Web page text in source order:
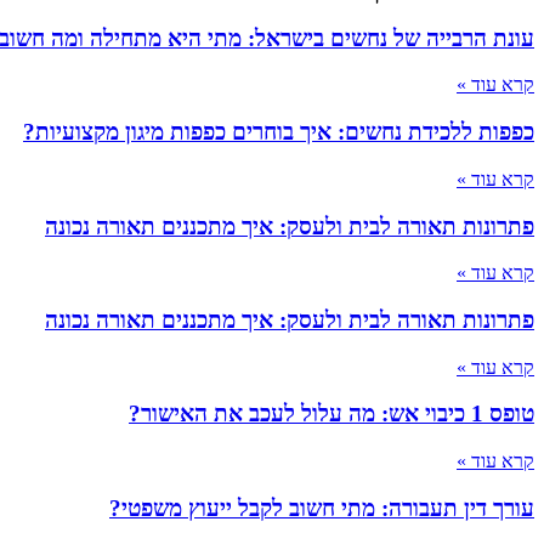
עונת הרבייה של נחשים בישראל: מתי היא מתחילה ומה
קרא עוד »
כפפות ללכידת נחשים: איך בוחרים כפפות מיגון מקצועיות?
קרא עוד »
פתרונות תאורה לבית ולעסק: איך מתכננים תאורה נכונה
קרא עוד »
פתרונות תאורה לבית ולעסק: איך מתכננים תאורה נכונה
קרא עוד »
טופס 1 כיבוי אש: מה עלול לעכב את האישור?
קרא עוד »
עורך דין תעבורה: מתי חשוב לקבל ייעוץ משפטי?